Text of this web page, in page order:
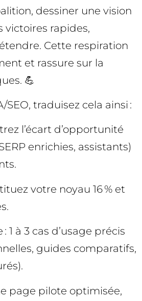
dessiner une vision
victoires rapides,
Cette respiration
et rassure sur la
💪
traduisez cela ainsi :
l’écart d’opportunité
enrichies, assistants)
votre noyau 16 % et
1 à 3 cas d’usage précis
guides comparatifs,
page pilote optimisée,